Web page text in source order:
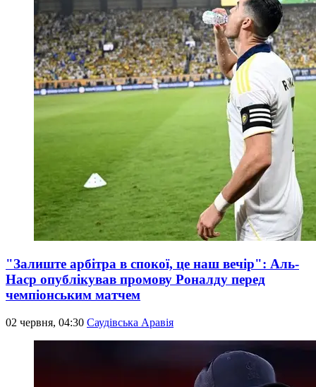
"Залиште арбітра в спокої, це наш вечір": Аль-
Наср опублікував промову Роналду перед
чемпіонським матчем
02 червня, 04:30 Саудівська Аравія